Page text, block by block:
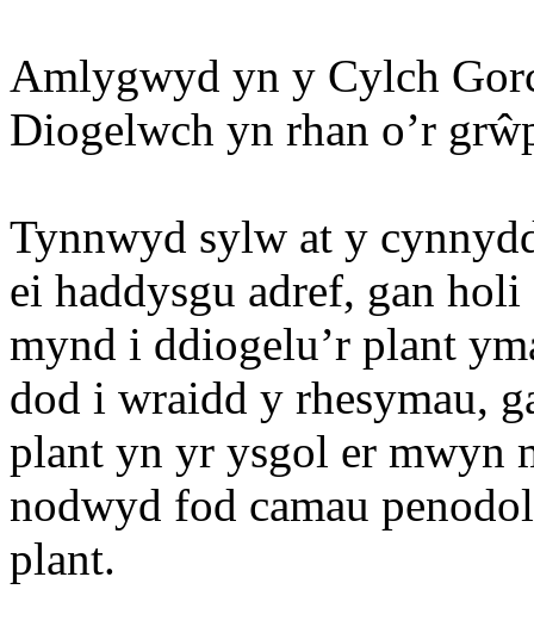
Amlygwyd yn y Cylch
Diogelwch yn rhan o’r
Tynnwyd sylw at y
ei haddysgu adref, gan holi
mynd i ddiogelu’r plant
dod i wraidd y rhesymau,
plant yn yr ysgol er mwyn
nodwyd fod camau
plant.